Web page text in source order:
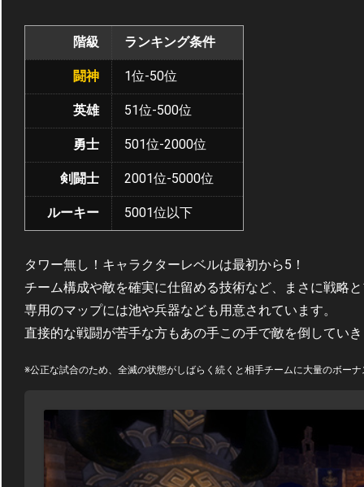
階級 ランキング条件
闘神 1位-50位
英雄 51位-500位
勇士 501位-2000位
剣闘士 2001位-5000位
ルーキー 5001位以下
タワー無し！キャラクターレベルは最初から5！
チーム構成や敵を確実に仕留める技術など、まさに戦略
専用のマップには池や兵器なども用意されています。
直接的な戦闘が苦手な方もあの手この手で敵を倒してい
※公正な試合のため、全滅の状態がしばらく続くと相手チームに大量のボー